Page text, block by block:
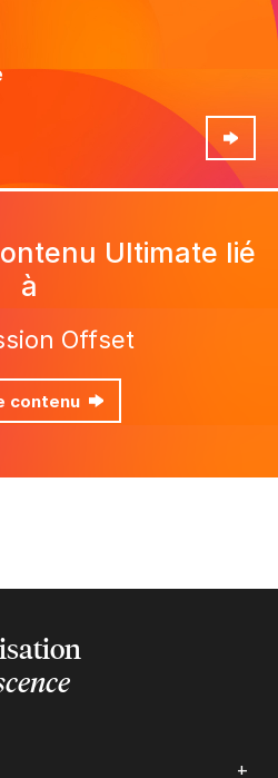
Ultimate lié
à
Offset
contenu